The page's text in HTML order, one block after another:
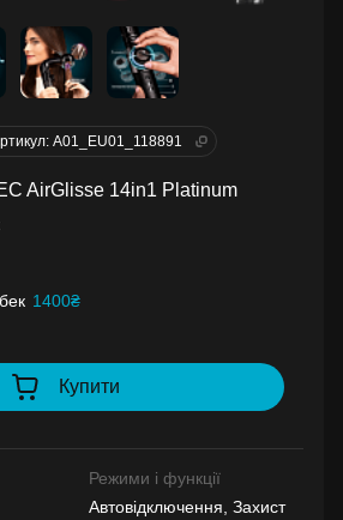
A01_EU01_118891
AirGlisse 14in1 Platinum
1400₴
Купити
Режими і функції
Автовідключення, Захист